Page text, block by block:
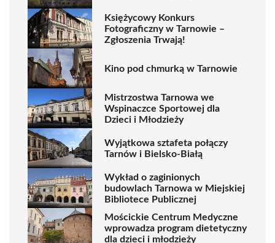
Księżycowy Konkurs
Fotograficzny w Tarnowie –
Zgłoszenia Trwają!
Kino pod chmurką w Tarnowie
Mistrzostwa Tarnowa we
Wspinaczce Sportowej dla
Dzieci i Młodzieży
Wyjątkowa sztafeta połączy
Tarnów i Bielsko-Białą
Wykład o zaginionych
budowlach Tarnowa w Miejskiej
Bibliotece Publicznej
Mościckie Centrum Medyczne
wprowadza program dietetyczny
dla dzieci i młodzieży